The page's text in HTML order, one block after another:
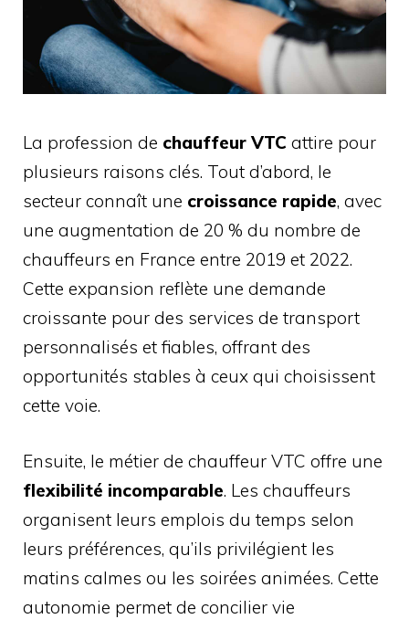
La profession de chauffeur VTC attire pour
plusieurs raisons clés. Tout d’abord, le
secteur connaît une croissance rapide, avec
une augmentation de 20 % du nombre de
chauffeurs en France entre 2019 et 2022.
Cette expansion reflète une demande
croissante pour des services de transport
personnalisés et fiables, offrant des
opportunités stables à ceux qui choisissent
cette voie.
Ensuite, le métier de chauffeur VTC offre une
flexibilité incomparable. Les chauffeurs
organisent leurs emplois du temps selon
leurs préférences, qu’ils privilégient les
matins calmes ou les soirées animées. Cette
autonomie permet de concilier vie